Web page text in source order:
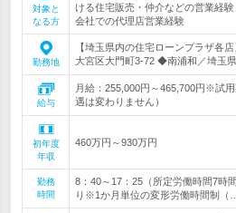
対象と
なる方
ける住宅販売・仲介などの営業経
会社での代理店営業経験
勤務地
【埼玉県内の住宅ローンプラザ各
大宮区大門町3-72 ◆南浦和／埼玉
給与
月給：255,000円～465,700円※試
遇は変わりません）
初年度
年収
460万円～930万円
勤務
時間
8：40～17：25（所定労働時間7時
り※1か月単位の変形労働時間制（…